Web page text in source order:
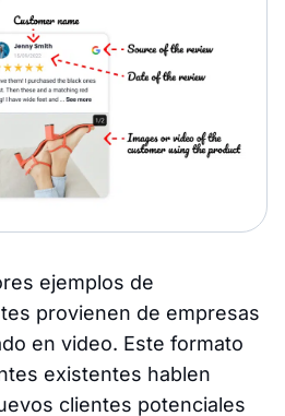
ejemplos de
provienen de empresas
en video. Este formato
existentes hablen
clientes potenciales